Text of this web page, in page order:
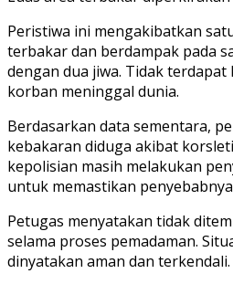
Peristiwa ini mengakibatkan
terbakar dan berdampak pada
dengan dua jiwa. Tidak
korban meninggal dunia.
Berdasarkan data sementara,
kebakaran diduga akibat
kepolisian masih melakukan
untuk memastikan
Petugas menyatakan tidak
selama proses pemadaman.
dinyatakan aman dan terkendali.